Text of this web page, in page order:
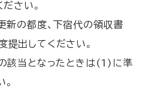
さい。
の都度、下宿代の領収書
提出してください。
該当となったときは(1)に準